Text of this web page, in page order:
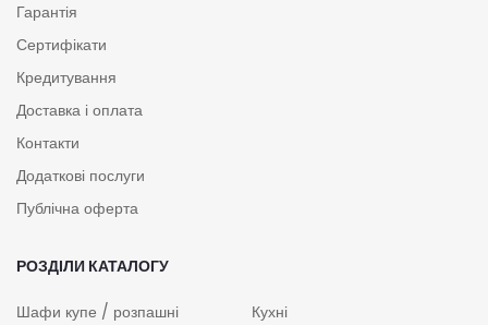
Гарантія
Сертифікати
Кредитування
Доставка і оплата
Контакти
Додаткові послуги
Публічна оферта
РОЗДІЛИ КАТАЛОГУ
Шафи купе / розпашні
Кухні